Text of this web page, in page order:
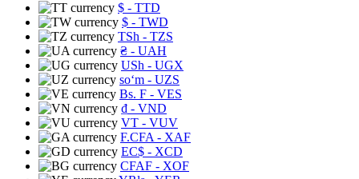
$ - TTD
$ - TWD
TSh - TZS
₴ - UAH
USh - UGX
soʻm - UZS
Bs. F - VES
₫ - VND
VT - VUV
F.CFA - XAF
EC$ - XCD
CFAF - XOF